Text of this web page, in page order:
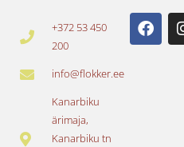
+372 53 450
200
info@flokker.ee
Kanarbiku
ärimaja,
Kanarbiku tn
F
a
c